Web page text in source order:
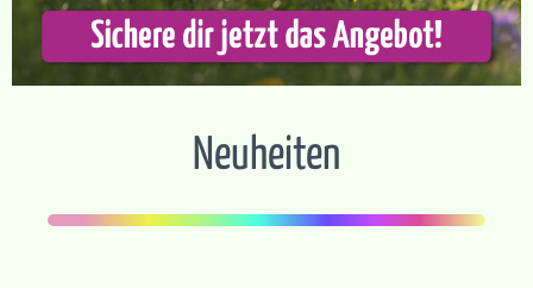
Neuheiten